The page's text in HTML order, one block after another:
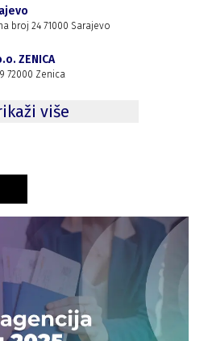
broj 24 71000 Sarajevo
ZENICA
72000 Zenica
više